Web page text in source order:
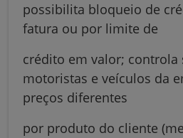
possibilita bloqueio de
fatura ou por limite de
crédito em valor; controla
motoristas e veículos da
preços diferentes
por produto do cliente